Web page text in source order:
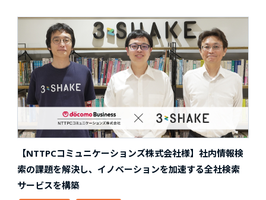
【NTTPCコミュニケーションズ株式会社様】社内情報検
索の課題を解決し、イノベーションを加速する全社検索
サービスを構築